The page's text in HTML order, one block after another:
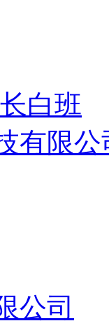
白班
有限公
公司